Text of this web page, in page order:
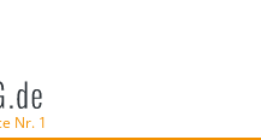
Nr. 1